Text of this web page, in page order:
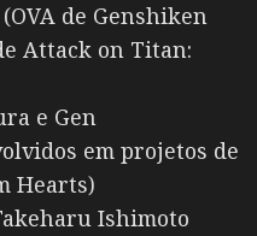
de Genshiken
Attack on Titan:
e Gen
em projetos de
Hearts)
Ishimoto